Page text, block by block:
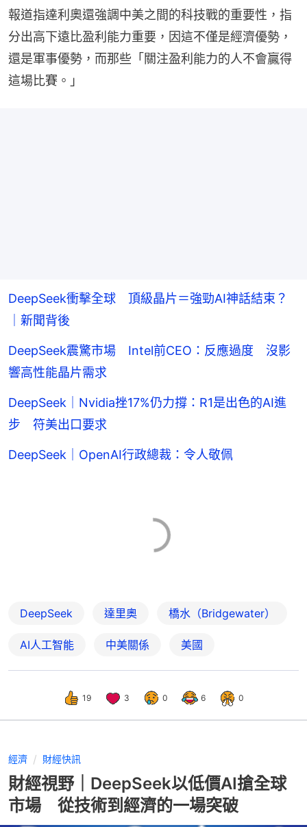
報道指達利奧還強調中美之間的科技戰的重要性，指
分出高下遠比盈利能力重要，因這不僅是經濟優勢，
還是軍事優勢，而那些「關注盈利能力的人不會贏得
這場比賽。」
DeepSeek衝擊全球 頂級晶片＝強勁AI神話結束？
｜新聞背後
DeepSeek震驚市場 Intel前CEO：反應過度 沒影
響高性能晶片需求
DeepSeek｜Nvidia挫17%仍力撐：R1是出色的AI進
步 符美出口要求
DeepSeek｜OpenAI行政總裁：令人敬佩
DeepSeek 達里奧 橋水（Bridgewater）
AI人工智能 中美關係 美國
19 3 0 6 0
經濟 財經快訊
財經視野｜DeepSeek以低價AI搶全球
市場 從技術到經濟的一場突破